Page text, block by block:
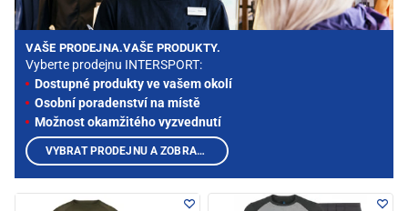
VAŠE PRODEJNA.VAŠE PRODUKTY.
Vyberte prodejnu INTERSPORT:
Dostupné produkty ve vašem okolí
Osobní poradenství na místě
Možnost okamžitého vyzvednutí
VYBRAT PRODEJNU A ZOBRAZIT PRODUKTY